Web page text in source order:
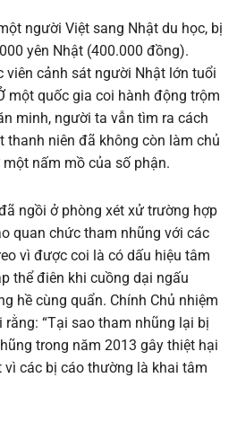
người Việt sang Nhật du học, bị
yên Nhật (400.000 đồng).
cảnh sát người Nhật lớn tuổi
một quốc gia coi hành động trộm
minh, người ta vẫn tìm ra cách
niên đã không còn làm chủ
nấm mồ của số phận.
ngồi ở phòng xét xử trường hợp
quan chức tham nhũng với các
vì được coi là có dấu hiệu tâm
thể điên khi cuồng dại ngấu
hề cùng quẩn. Chính Chủ nhiệm
“Tại sao tham nhũng lại bị
trong năm 2013 gây thiệt hại
vì các bị cáo thường là khai tâm